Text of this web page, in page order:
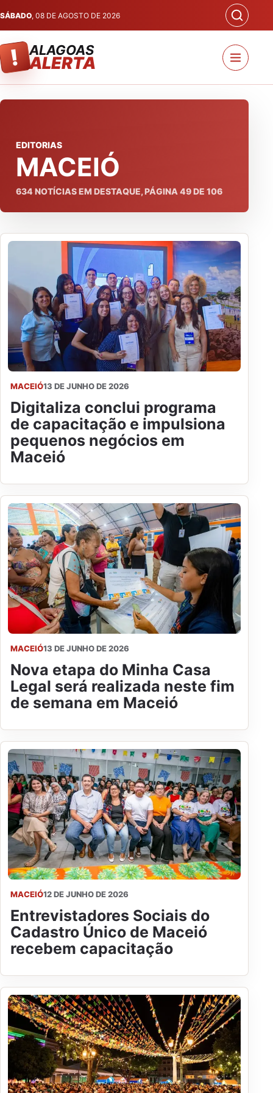
SÁBADO, 08 DE AGOSTO DE 2026
! ALAGOAS
ALERTA
EDITORIAS
MACEIÓ
634 NOTÍCIAS EM DESTAQUE, PÁGINA 49DE 106
MACEIÓ13 DE JUNHO DE 2026
Digitaliza conclui programa
de capacitação e impulsiona
pequenos negócios em
Maceió
MACEIÓ13 DE JUNHO DE 2026
Nova etapa do Minha Casa
Legal será realizada neste fim
de semana em Maceió
MACEIÓ12 DE JUNHO DE 2026
Entrevistadores Sociais do
Cadastro Único de Maceió
recebem capacitação